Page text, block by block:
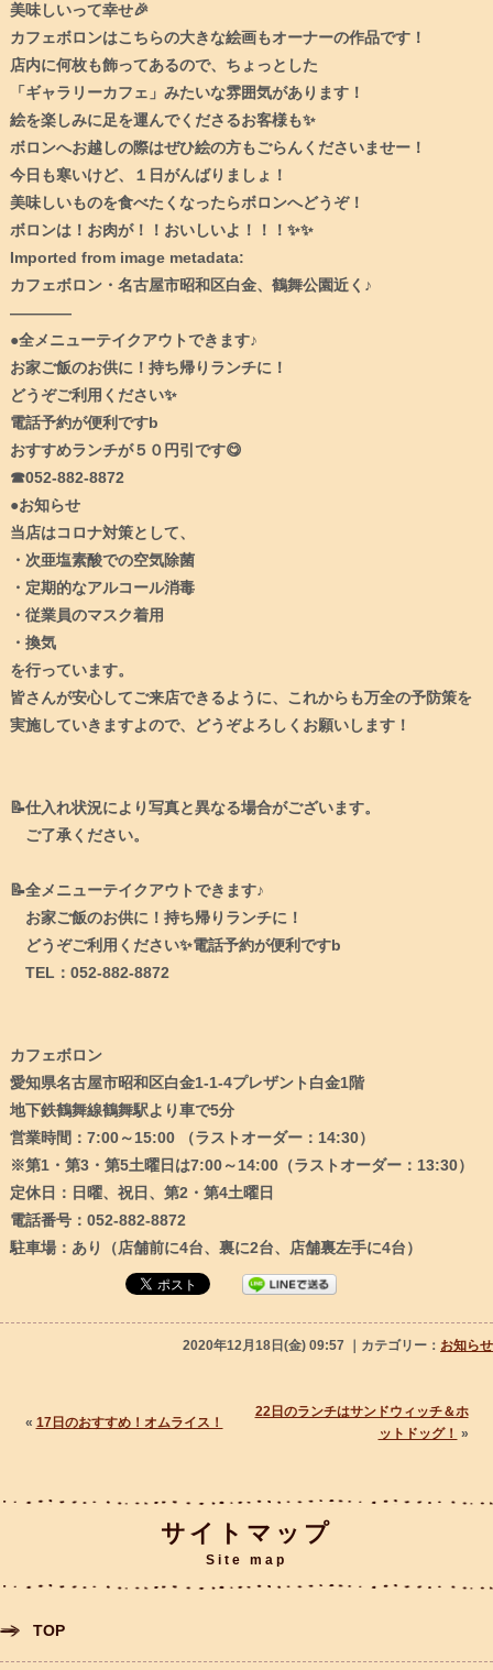
美味しいって幸せ🎉
カフェボロンはこちらの大きな絵画もオーナーの作品です！
店内に何枚も飾ってあるので、ちょっとした
「ギャラリーカフェ」みたいな雰囲気があります！
絵を楽しみに足を運んでくださるお客様も✨
ボロンへお越しの際はぜひ絵の方もごらんくださいませー！
今日も寒いけど、１日がんばりましょ！
美味しいものを食べたくなったらボロンへどうぞ！
ボロンは！お肉が！！おいしいよ！！！✨✨
Imported from image metadata:
カフェボロン・名古屋市昭和区白金、鶴舞公園近く♪
————
●全メニューテイクアウトできます♪
お家ご飯のお供に！持ち帰りランチに！
どうぞご利用ください✨
電話予約が便利ですb
おすすめランチが５０円引です😋
☎︎052-882-8872
●お知らせ
当店はコロナ対策として、
・次亜塩素酸での空気除菌
・定期的なアルコール消毒
・従業員のマスク着用
・換気
を行っています。
皆さんが安心してご来店できるように、これからも万全の予防策を
実施していきますよので、どうぞよろしくお願いします！
📝仕入れ状況により写真と異なる場合がございます。
ご了承ください。
📝全メニューテイクアウトできます♪
お家ご飯のお供に！持ち帰りランチに！
どうぞご利用ください✨電話予約が便利ですb
TEL：052-882-8872
カフェボロン
愛知県名古屋市昭和区白金1-1-4プレザント白金1階
地下鉄鶴舞線鶴舞駅より車で5分
営業時間：7:00～15:00 （ラストオーダー：14:30）
※第1・第3・第5土曜日は7:00～14:00（ラストオーダー：13:30）
定休日：日曜、祝日、第2・第4土曜日
電話番号：052-882-8872
駐車場：あり（店舗前に4台、裏に2台、店舗裏左手に4台）
2020年12月18日(金) 09:57 ｜カテゴリー： お知らせ
« 17日のおすすめ！オムライス！
22日のランチはサンドウィッチ＆ホ
ットドッグ！
»
サイトマップ
Site map
TOP